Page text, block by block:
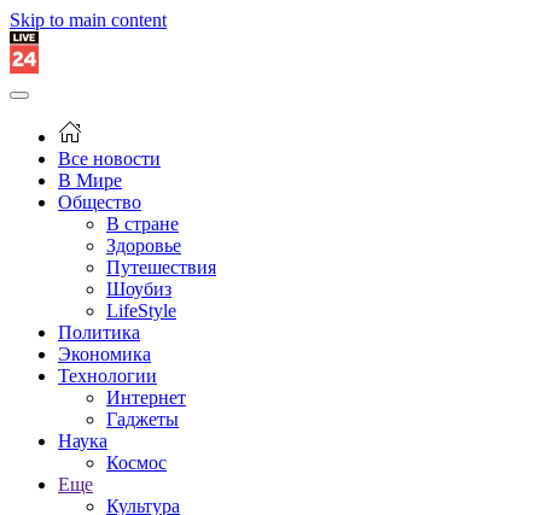
Skip to main content
Все новости
В Мире
Общество
В стране
Здоровье
Путешествия
Шоубиз
LifeStyle
Политика
Экономика
Технологии
Интернет
Гаджеты
Наука
Космос
Еще
Культура